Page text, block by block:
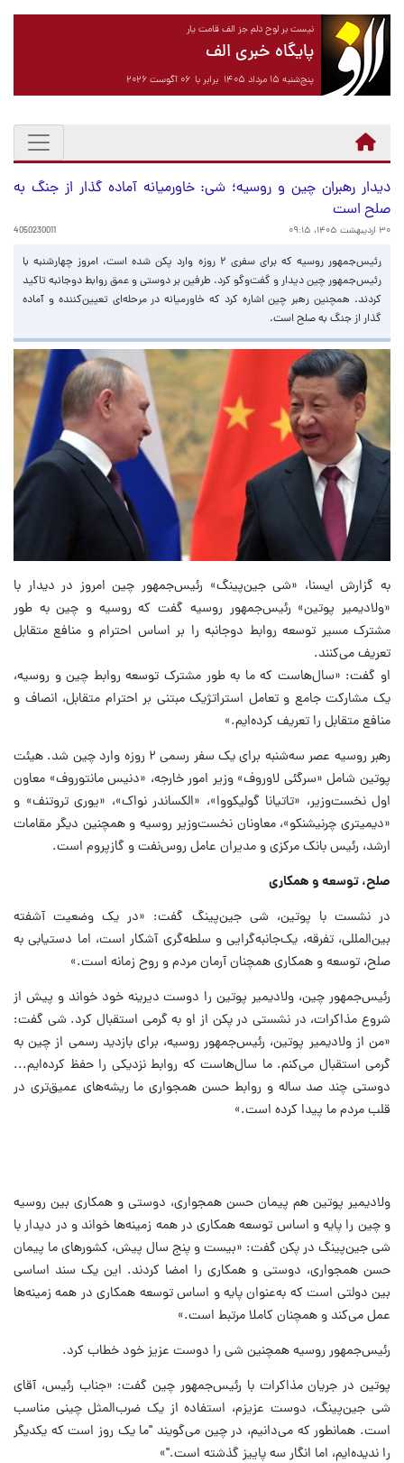
نیست بر لوح دلم جز الف قامت یار
پایگاه خبری الف
پنج‌شنبه ۱۵ مرداد ۱۴۰۵ برابر با ۰۶ آگوست ۲۰۲۶
دیدار رهبران چین و روسیه؛ شی: خاورمیانه آماده گذار از جنگ به
صلح است
۳۰ اردیبهشت ۱۴۰۵، ۰۹:۱۵ 4050230011
رئیس‌جمهور روسیه که برای سفری ۲ روزه وارد پکن شده است، امروز چهارشنبه با
رئیس‌جمهور چین دیدار و گفت‌وگو کرد. طرفین بر دوستی و عمق روابط دوجانبه تاکید
کردند. همچنین رهبر چین اشاره کرد که خاورمیانه در مرحله‌ای تعیین‌کننده و آماده
گذار از جنگ به صلح است.
به گزارش ایسنا، «شی جین‌پینگ» رئیس‌جمهور چین امروز در دیدار با
«ولادیمیر پوتین» رئیس‌جمهور روسیه گفت که روسیه و چین به طور
مشترک مسیر توسعه روابط دوجانبه را بر اساس احترام و منافع متقابل
تعریف می‌کنند.
او گفت: «سال‌هاست که ما به طور مشترک توسعه روابط چین و روسیه،
یک مشارکت جامع و تعامل استراتژیک مبتنی بر احترام متقابل، انصاف و
منافع متقابل را تعریف کرده‌ایم.»
رهبر روسیه عصر سه‌شنبه برای یک سفر رسمی ۲ روزه وارد چین شد. هیئت
پوتین شامل «سرگئی لاوروف» وزیر امور خارجه، «دنیس مانتوروف» معاون
اول نخست‌وزیر، «تاتیانا گولیکووا»، «الکساندر نواک»، «یوری تروتنف» و
«دیمیتری چرنیشنکو»، معاونان نخست‌وزیر روسیه و همچنین دیگر مقامات
ارشد، رئیس بانک مرکزی و مدیران عامل روس‌نفت و گازپروم است.
صلح، توسعه و همکاری
در نشست با پوتین، شی جین‌پینگ گفت: «در یک وضعیت آشفته
بین‌المللی، تفرقه، یک‌جانبه‌گرایی و سلطه‌گری آشکار است، اما دستیابی به
صلح، توسعه و همکاری همچنان آرمان مردم و روح زمانه است.»
رئیس‌جمهور چین، ولادیمیر پوتین را دوست دیرینه خود خواند و پیش از
شروع مذاکرات، در نشستی در پکن از او به گرمی استقبال کرد. شی گفت:
«من از ولادیمیر پوتین، رئیس‌جمهور روسیه، برای بازدید رسمی از چین به
گرمی استقبال می‌کنم. ما سال‌هاست که روابط نزدیکی را حفظ کرده‌ایم...
دوستی چند صد ساله و روابط حسن همجواری ما ریشه‌های عمیق‌تری در
قلب مردم ما پیدا کرده است.»
ولادیمیر پوتین هم پیمان حسن همجواری، دوستی و همکاری بین روسیه
و چین را پایه و اساس توسعه همکاری در همه زمینه‌ها خواند و در دیدار با
شی جین‌پینگ در پکن گفت: «بیست و پنج سال پیش، کشورهای ما پیمان
حسن همجواری، دوستی و همکاری را امضا کردند. این یک سند اساسی
بین دولتی است که به‌عنوان پایه و اساس توسعه همکاری در همه زمینه‌ها
عمل می‌کند و همچنان کاملا مرتبط است.»
رئیس‌جمهور روسیه همچنین شی را دوست عزیز خود خطاب کرد.
پوتین در جریان مذاکرات با رئیس‌جمهور چین گفت: «جناب رئیس، آقای
شی جین‌پینگ، دوست عزیزم، استفاده از یک ضرب‌المثل چینی مناسب
است. همانطور که می‌دانیم، در چین می‌گویند "ما یک روز است که یکدیگر
را ندیده‌ایم، اما انگار سه پاییز گذشته است."»